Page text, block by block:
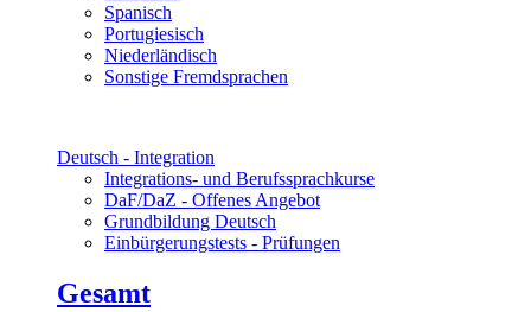
Spanisch
Portugiesisch
Niederländisch
Sonstige Fremdsprachen
Deutsch - Integration
Integrations- und Berufssprachkurse
DaF/DaZ - Offenes Angebot
Grundbildung Deutsch
Einbürgerungstests - Prüfungen
Gesamt